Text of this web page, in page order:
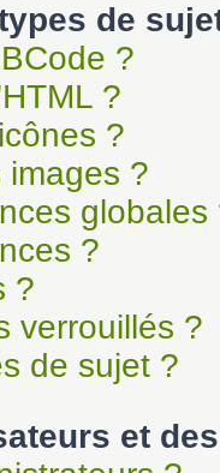
de
?
?
?
images ?
globales
?
?
verrouillés ?
de sujet ?
et